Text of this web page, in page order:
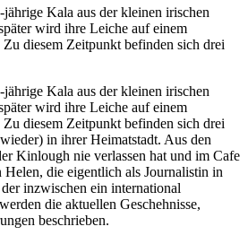
Kala aus der kleinen irischen
wird ihre Leiche auf einem
diesem Zeitpunkt befinden sich drei
Kala aus der kleinen irischen
wird ihre Leiche auf einem
diesem Zeitpunkt befinden sich drei
in ihrer Heimatstadt. Aus den
Kinlough nie verlassen hat und im Cafe
die eigentlich als Journalistin in
inzwischen ein international
die aktuellen Geschehnisse,
beschrieben.